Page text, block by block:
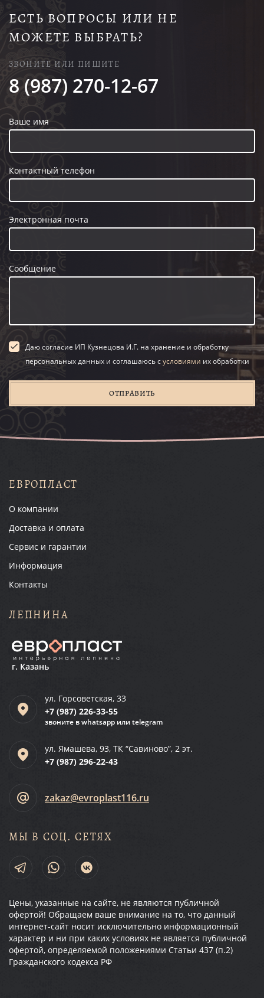
ЕСТЬ ВОПРОСЫ ИЛИ НЕ
МОЖЕТЕ ВЫБРАТЬ?
ЗВОНИТЕ ИЛИ ПИШИТЕ
8 (987) 270-12-67
Ваше имя
Контактный телефон
Электронная почта
Сообщение
Даю согласие ИП Кузнецова И.Г. на хранение и обработку
персональных данных и соглашаюсь сусловиями их обработки
ОТПРАВИТЬ
ЕВРОПЛАСТ
О компании
Доставка и оплата
Сервис и гарантии
Информация
Контакты
ЛЕПНИНА
г. Казань
ул. Горсоветская, 33
+7 (987) 226-33-55
звоните в whatsapp или telegram
ул. Ямашева, 93, ТК “Савиново”, 2 эт.
+7 (987) 296-22-43
zakaz@evroplast116.ru
МЫ В СОЦ. СЕТЯХ
Цены, указанные на сайте, не являются публичной
офертой! Обращаем ваше внимание на то, что данный
интернет-сайт носит исключительно информационный
характер и ни при каких условиях не является публичной
офертой, определяемой положениями Статьи 437 (п.2)
Гражданского кодекса РФ